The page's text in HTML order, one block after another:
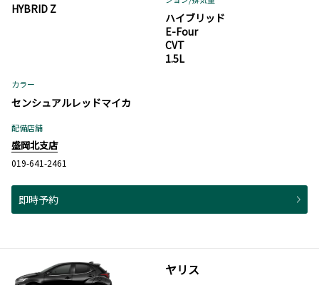
HYBRID Z
ハイブリッド
E-Four
CVT
1.5L
カラー
センシュアルレッドマイカ
配備店舗
盛岡北支店
019-641-2461
即時予約
ヤリス